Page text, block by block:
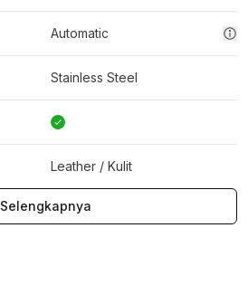
Automatic
Stainless Steel
Leather / Kulit
Selengkapnya